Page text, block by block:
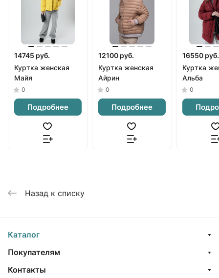
14745 руб.
Куртка женская
Майя
0
Подробнее
12100 руб.
Куртка женская
Айрин
0
Подробнее
16550 руб.
Куртка
Альба
0
Назад к списку
Каталог
Покупателям
Контакты